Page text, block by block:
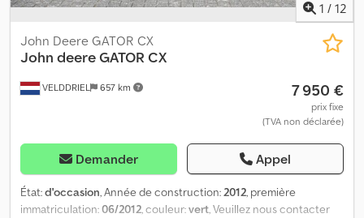
1 / 12
VELDDRIEL 657 km
John Deere GATOR CX
John deereGATOR CX
7 950 €
prix fixe
(TVA non déclarée)
Demander Appel
État:d'occasion, Année de construction:2012, première
immatriculation:06/2012, couleur:vert, Veuillez nous contacter